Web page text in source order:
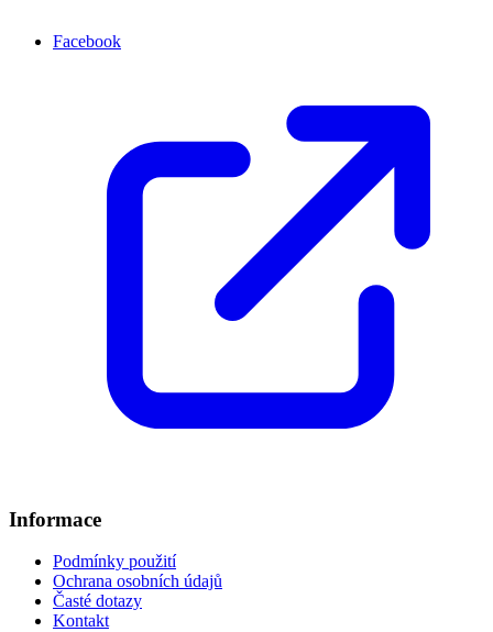
Facebook
Informace
Podmínky použití
Ochrana osobních údajů
Časté dotazy
Kontakt